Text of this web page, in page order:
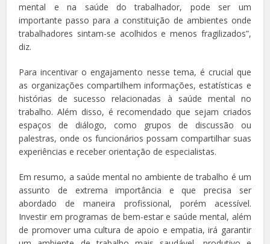
mental e na saúde do trabalhador, pode ser um
importante passo para a constituição de ambientes onde
trabalhadores sintam-se acolhidos e menos fragilizados”,
diz.
Para incentivar o engajamento nesse tema, é crucial que
as organizações compartilhem informações, estatísticas e
histórias de sucesso relacionadas à saúde mental no
trabalho. Além disso, é recomendado que sejam criados
espaços de diálogo, como grupos de discussão ou
palestras, onde os funcionários possam compartilhar suas
experiências e receber orientação de especialistas.
Em resumo, a saúde mental no ambiente de trabalho é um
assunto de extrema importância e que precisa ser
abordado de maneira profissional, porém acessível.
Investir em programas de bem-estar e saúde mental, além
de promover uma cultura de apoio e empatia, irá garantir